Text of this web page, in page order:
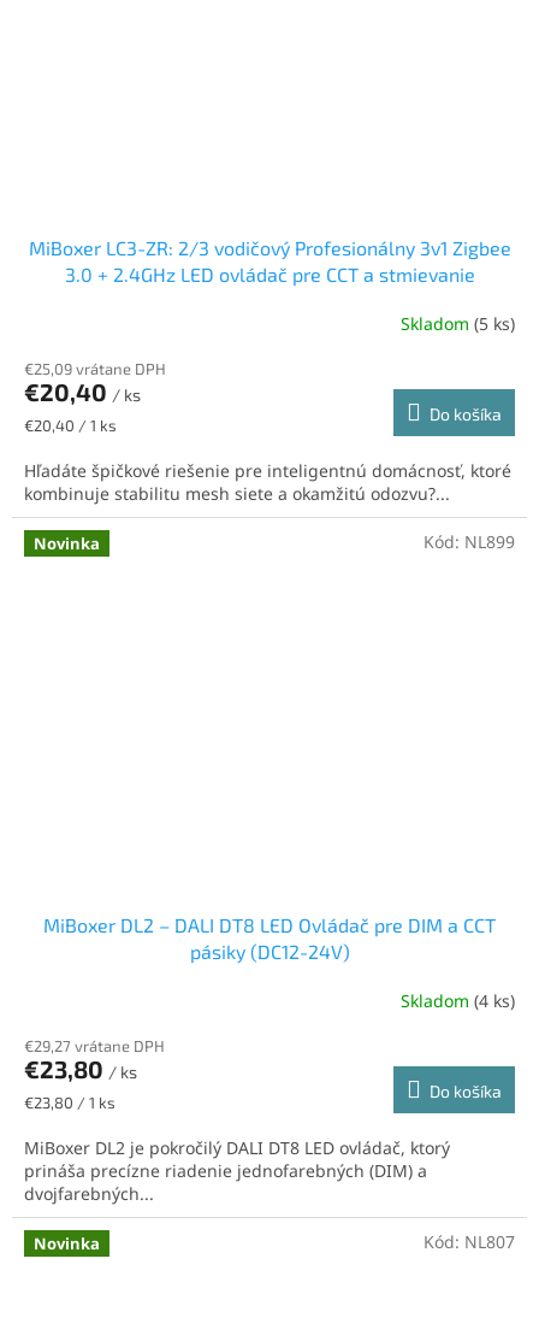
MiBoxer LC3-ZR: 2/3 vodičový Profesionálny 3v1 Zigbee
3.0 + 2.4GHz LED ovládač pre CCT a stmievanie
Skladom (5 ks)
€25,09 vrátane DPH
€20,40 / ks
Jednotková
€20,40 / 1 ks
Do košíka
Hľadáte špičkové riešenie pre inteligentnú domácnosť, ktoré
kombinuje stabilitu mesh siete a okamžitú odozvu?...
Novinka
MiBoxer DL2 – DALI DT8 LED Ovládač pre DIM a CCT
pásiky (DC12-24V)
Skladom (4 ks)
€29,27 vrátane DPH
€23,80 / ks
Jednotková
€23,80 / 1 ks
Do košíka
MiBoxer DL2 je pokročilý DALI DT8 LED ovládač, ktorý
prináša precízne riadenie jednofarebných (DIM) a
dvojfarebných...
Kód: NL899
Novinka Kód: NL807